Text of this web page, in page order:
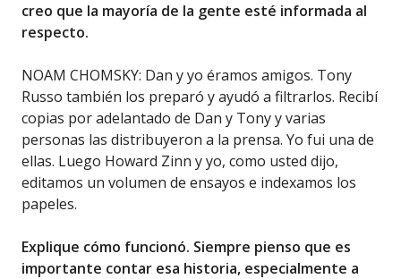
creo que la mayoría de la gente esté informada al
respecto.
NOAM CHOMSKY: Dan y yo éramos amigos. Tony
Russo también los preparó y ayudó a filtrarlos. Recibí
copias por adelantado de Dan y Tony y varias
personas las distribuyeron a la prensa. Yo fui una de
ellas. Luego Howard Zinn y yo, como usted dijo,
editamos un volumen de ensayos e indexamos los
papeles.
Explique cómo funcionó. Siempre pienso que es
importante contar esa historia, especialmente a